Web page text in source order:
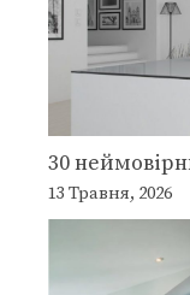
30
13 Травня, 2026